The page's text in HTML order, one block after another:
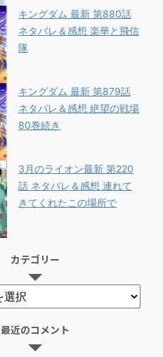
キングダム 最新 第880話
ネタバレ＆感想 楽華と飛信
隊
キングダム 最新 第879話
ネタバレ＆感想 絶望の戦場
80巻続き
3月のライオン最新 第220
話 ネタバレ＆感想 連れて
きてくれたこの場所で
カテゴリー
最近のコメント